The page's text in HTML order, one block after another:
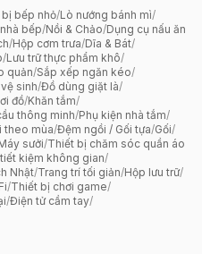
bếp nhỏ/Lò nướng bánh mì/
bếp/Nồi & Chảo/Dụng cụ nấu ăn
/Hộp cơm trưa/Dĩa & Bát/
/Lưu trữ thực phẩm khô/
quản/Sắp xếp ngăn kéo/
sinh/Đồ dùng giặt là/
đồ/Khăn tắm/
thông minh/Phụ kiện nhà tắm/
theo mùa/Đệm ngồi / Gối tựa/Gối/
sưởi/Thiết bị chăm sóc quần áo
kiệm không gian/
Nhật/Trang trí tối giản/Hộp lưu trữ/
/Thiết bị chơi game/
/Điện tử cầm tay/